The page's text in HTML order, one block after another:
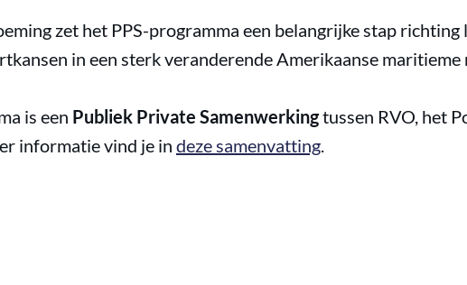
zet het PPS-programma een belangrijke stap
in een sterk veranderende Amerikaanse maritieme
is een Publiek Private Samenwerkingtussen RVO, het
informatie vind je in deze samenvatting.